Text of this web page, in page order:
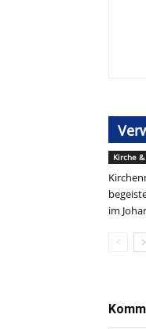
Kirche
im